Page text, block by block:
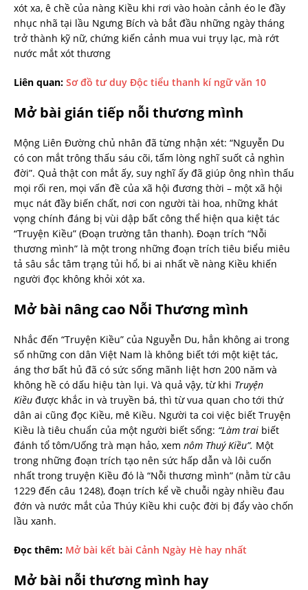
xót xa, ê chề của nàng Kiều khi rơi vào hoàn cảnh éo le đầy
nhục nhã tại lầu Ngưng Bích và bắt đầu những ngày tháng
trở thành kỹ nữ, chứng kiến cảnh mua vui trụy lạc, mà rớt
nước mắt xót thương
Liên quan: Sơ đồ tư duy Độc tiểu thanh kí ngữ văn 10
Mở bài gián tiếp nỗi thương mình
Mộng Liên Đường chủ nhân đã từng nhận xét: “Nguyễn Du
có con mắt trông thấu sáu cõi, tấm lòng nghĩ suốt cả nghìn
đời”. Quả thật con mắt ấy, suy nghĩ ấy đã giúp ông nhìn thấu
mọi rối ren, mọi vấn đề của xã hội đương thời – một xã hội
mục nát đầy biến chất, nơi con người tài hoa, những khát
vọng chính đáng bị vùi dập bất công thể hiện qua kiệt tác
“Truyện Kiều” (Đoạn trường tân thanh). Đoạn trích “Nỗi
thương mình” là một trong những đoạn trích tiêu biểu miêu
tả sâu sắc tâm trạng tủi hổ, bi ai nhất về nàng Kiều khiến
người đọc không khỏi xót xa.
Mở bài nâng cao Nỗi Thương mình
Nhắc đến “Truyện Kiều” của Nguyễn Du, hẳn không ai trong
số những con dân Việt Nam là không biết tới một kiệt tác,
áng thơ bất hủ đã có sức sống mãnh liệt hơn 200 năm và
không hề có dấu hiệu tàn lụi. Và quả vậy, từ khi Truyện
Kiều được khắc in và truyền bá, thì từ vua quan cho tới thứ
dân ai cũng đọc Kiều, mê Kiều. Người ta coi việc biết Truyện
Kiều là tiêu chuẩn của một người biết sống: “Làm trai biết
đánh tổ tôm/Uống trà mạn hảo, xem nôm Thuý Kiều”. Một
trong những đoạn trích tạo nên sức hấp dẫn và lôi cuốn
nhất trong truyện Kiều đó là “Nỗi thương mình” (nằm từ câu
1229 đến câu 1248), đoạn trích kể về chuỗi ngày nhiều đau
đớn và nước mắt của Thúy Kiều khi cuộc đời bị đẩy vào chốn
lầu xanh.
Đọc thêm: Mở bài kết bài Cảnh Ngày Hè hay nhất
Mở bài nỗi thương mình hay